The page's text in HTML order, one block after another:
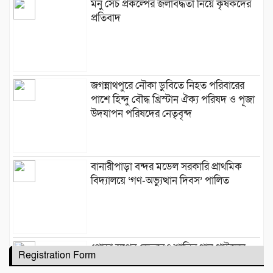
মনু সেচ প্রকল্পের জলাবদ্ধতা নিয়ে কৃষকদের
প্রতিবাদ
জগন্নাথপুরে নৌকা ডুবিতে নিহত পরিবারের
পাশে হিন্দু বৌদ্ধ খ্রিস্টান ঐক্য পরিষদ ও পূজা
উদযাপন পরিষদের নেতৃবৃন্দ
​বানারীপাড়া বন্দর মডেল সরকারি প্রাথমিক
বিদ্যালয়ে ‘গণ-অভ্যুত্থান দিবস’ পালিত
পোড়া স্বপ্নের ভেতরেও শান্তির গান গাইলেন
রাহুল আনন্দ
Registration Form